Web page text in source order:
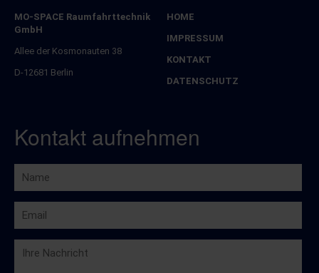
MO-SPACE Raumfahrttechnik
GmbH
Allee der Kosmonauten 38
D-12681 Berlin
Navigation
überspringen
HOME
IMPRESSUM
KONTAKT
DATENSCHUTZ
Kontakt aufnehmen